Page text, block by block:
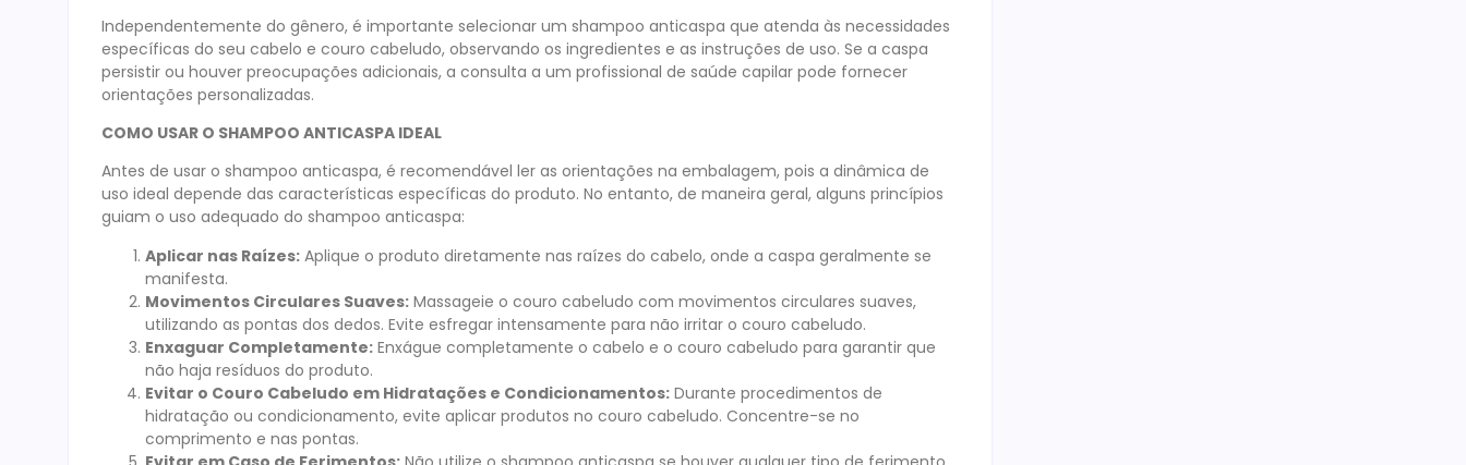
Independentemente do gênero, é importante selecionar um shampoo anticaspa que atenda às necessidades
específicas do seu cabelo e couro cabeludo, observando os ingredientes e as instruções de uso. Se a caspa
persistir ou houver preocupações adicionais, a consulta a um profissional de saúde capilar pode fornecer
orientações personalizadas.
COMO USAR O SHAMPOO ANTICASPA IDEAL
Antes de usar o shampoo anticaspa, é recomendável ler as orientações na embalagem, pois a dinâmica de
uso ideal depende das características específicas do produto. No entanto, de maneira geral, alguns princípios
guiam o uso adequado do shampoo anticaspa:
Aplicar nas Raízes: Aplique o produto diretamente nas raízes do cabelo, onde a caspa geralmente se
manifesta.
Movimentos Circulares Suaves: Massageie o couro cabeludo com movimentos circulares suaves,
utilizando as pontas dos dedos. Evite esfregar intensamente para não irritar o couro cabeludo.
Enxaguar Completamente: Enxágue completamente o cabelo e o couro cabeludo para garantir que
não haja resíduos do produto.
Evitar o Couro Cabeludo em Hidratações e Condicionamentos: Durante procedimentos de
hidratação ou condicionamento, evite aplicar produtos no couro cabeludo. Concentre-se no
comprimento e nas pontas.